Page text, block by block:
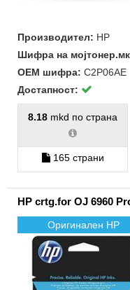
Производител: HP
Шифра на
ОЕМ шифра: C2P06AE
Достапност:
8.18 mkd по страна
165 страни
HP crtg.for OJ 6960
Оригинален HP